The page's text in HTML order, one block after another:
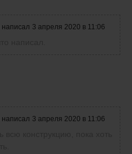
написал 3 апреля 2020 в 11:06
написал 3 апреля 2020 в 11:06